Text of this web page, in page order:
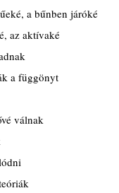
a bűnben járóké
az aktívaké
a függönyt
válnak